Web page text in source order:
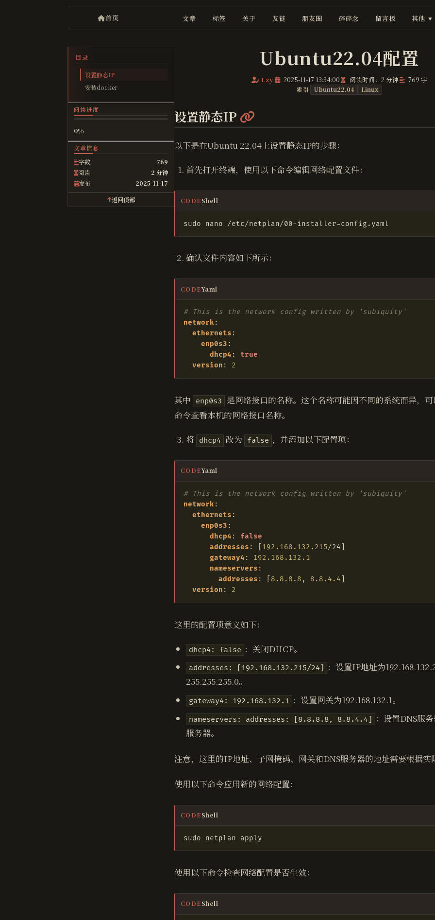
首页 文章 标签 关于 友链 朋友圈 碎碎念 留言板 其他 ▼
目录
设置静态IP
安装docker
阅读进度
0%
文章信息
字数
769
阅读
2 分钟
发布
2025-11-17
返回顶部
Ubuntu22.04配置
Lzy 2025-11-17 13:34:00 阅读时间：2 分钟 769 字
索引 Ubuntu22.04 Linux
设置静态IP
以下是在Ubuntu 22.04上设置静态IP的步骤：
首先打开终端，使用以下命令编辑网络配置文件：
CODEShell
确认文件内容如下所示：
CODEYaml
# This is the network config written by 'subiquity'
network:
ethernets :
enp0s3 :
dhcp4 :
true
version : 2
其中 enp0s3
是网络接口的名称。这个名称可能因不同的系统而异，
命令查看本机的网络接口名称。
将 dhcp4 ​ 改为 false ，并添加以下配置项：
CODEYaml
# This is the network config written by 'subiquity'
network:
ethernets :
enp0s3 :
dhcp4 :
false
addresses : 192.168.132.215/24]
gateway4 :
192.168.132.1
nameservers :
addresses : 8.8.8.8 , 8.8.4.4
version : 2
这里的配置项意义如下：
dhcp4: false ：关闭DHCP。
addresses: [192.168.132.215/24]
：设置IP地址为
255.255.255.0。
gateway4: 192.168.132.1 ：设置网关为192.168.132.1。
nameservers: addresses: [8.8.8.8, 8.8.4.4]
：设置DNS服
服务器。
注意，这里的IP地址、子网掩码、网关和DNS服务器的地址需要根据实
使用以下命令应用新的网络配置：
CODEShell
使用以下命令检查网络配置是否生效：
CODEShell